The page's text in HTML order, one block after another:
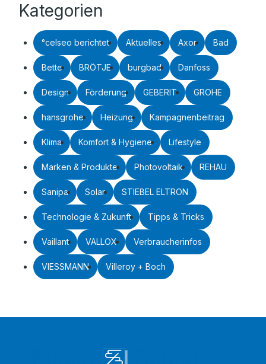
Kategorien
°celseo berichtet Aktuelles Axor Bad
Bette BRÖTJE burgbad Danfoss
Design Förderung GEBERIT GROHE
hansgrohe Heizung Kampagnenbeitrag
Klima Komfort & Hygiene Lifestyle
Marken & Produkte Photovoltaik REHAU
Sanipa Solar STIEBEL ELTRON
Technologie & Zukunft Tipps & Tricks
Vaillant VALLOX Verbraucherinfos
VIESSMANN Villeroy + Boch